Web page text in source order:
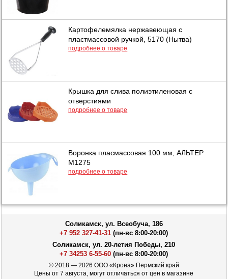
Картофелемялка нержавеющая с
пластмассовой ручкой, 5170 (Нытва)
подробнее о товаре
Крышка для слива полиэтиленовая с
отверстиями
подробнее о товаре
Воронка пласмассовая 100 мм, АЛЬТЕР
М1275
подробнее о товаре
Соликамск, ул. Всеобуча, 186
+7 952 327-41-31 (пн-вс 8:00-20:00)
Соликамск, ул. 20-летия Победы, 210
+7 34253 6-55-60 (пн-вс 8:00-20:00)
© 2018 — 2026 ООО «Крона» Пермский край
Цены от 7 августа, могут отличаться от цен в магазине